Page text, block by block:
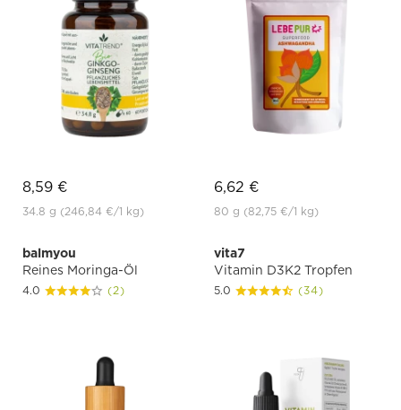
8,59 €
34.8 g (246,84 €/1 kg)
6,62 €
80 g (82,75 €/1 kg)
balmyou
Reines Moringa-Öl
4.0 (2)
vita7
Vitamin D3K2 Tropfen
5.0 (34)